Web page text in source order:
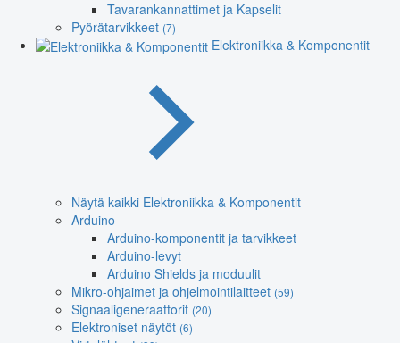
Tavarankannattimet ja Kapselit
Pyörätarvikkeet (7)
Elektroniikka & Komponentit
Näytä kaikki Elektroniikka & Komponentit
Arduino
Arduino-komponentit ja tarvikkeet
Arduino-levyt
Arduino Shields ja moduulit
Mikro-ohjaimet ja ohjelmointilaitteet (59)
Signaaligeneraattorit (20)
Elektroniset näytöt (6)